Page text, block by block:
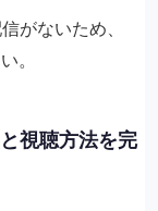
がないため、
。
視聴方法を完